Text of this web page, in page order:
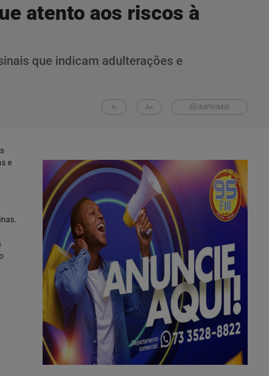
atento aos riscos à
que indicam adulterações e
A- A+ IMPRIMIR
e